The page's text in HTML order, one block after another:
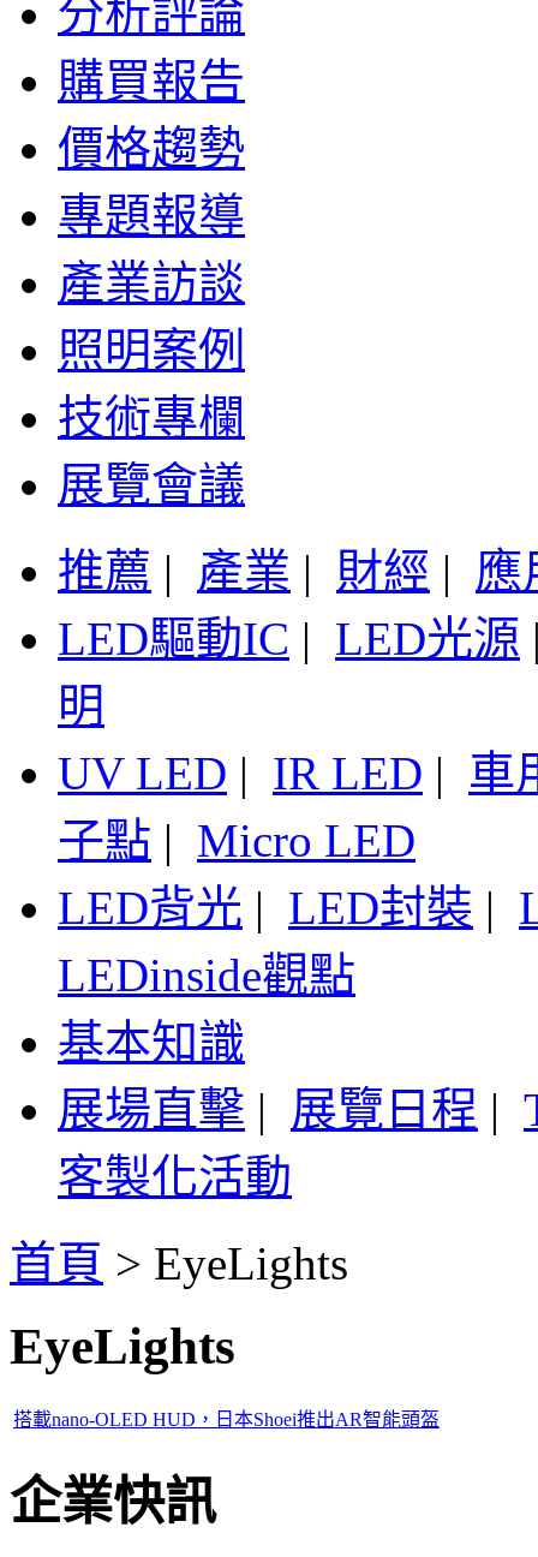
分析評論
購買報告
價格趨勢
專題報導
產業訪談
照明案例
技術專欄
展覽會議
推薦 | 產業 | 財經 | 應
LED驅動IC | LED光源
明
UV LED | IR LED | 車
子點 | Micro LED
LED背光 | LED封裝 |
LEDinside觀點
基本知識
展場直擊 | 展覽日程 |
客製化活動
首頁 > EyeLights
EyeLights
搭載nano-OLED HUD，日本Shoei推出AR智能頭盔
企業快訊